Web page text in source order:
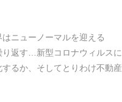
ニューノーマルを迎える
返す…新型コロナウィルスに
るか、そしてとりわけ不動産